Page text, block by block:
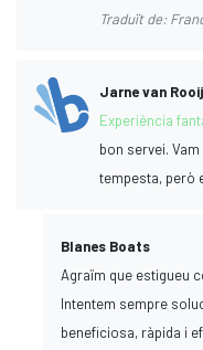
Traduït de:
Jarne van Rooij
Experiència
bon servei.
tempesta, però
Blanes Boats
Agraïm que estigueu
Intentem sempre
beneficiosa, ràpida i